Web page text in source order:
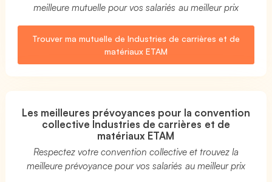
meilleure mutuelle pour vos salariés au meilleur prix
Trouver ma mutuelle de Industries de carrières et de
matériaux ETAM
Les meilleures prévoyances pour la convention
collective Industries de carrières et de
matériaux ETAM
Respectez votre convention collective et trouvez la
meilleure prévoyance pour vos salariés au meilleur prix